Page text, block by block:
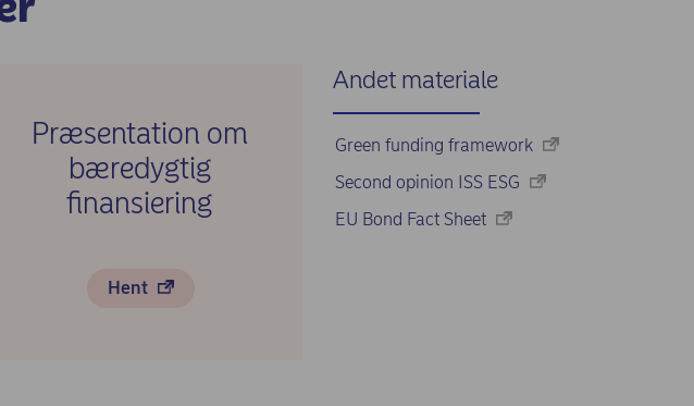
Præsentation om
bæredygtig
finansiering
Hent
Andet materiale
Green funding framework
Second opinion ISS ESG
EU Bond Fact Sheet